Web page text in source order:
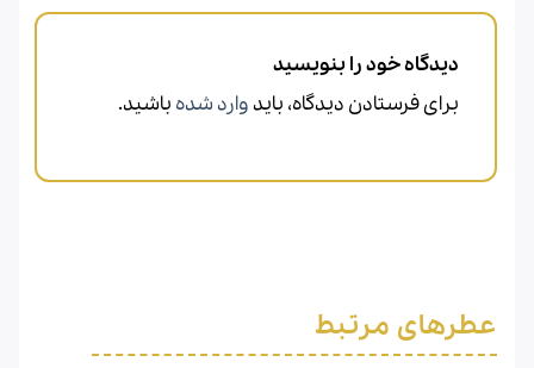
دیدگاه خود را بنویسید
برای فرستادن دیدگاه، باید وارد شده باشید.
عطرهای مرتبط